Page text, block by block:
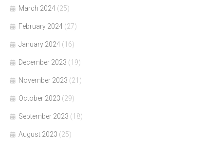
March 2024 (25)
February 2024 (27)
January 2024 (16)
December 2023 (19)
November 2023 (21)
October 2023 (29)
September 2023 (18)
August 2023 (25)